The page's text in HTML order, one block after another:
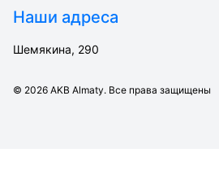
Наши адреса
Шемякина, 290
© 2026 AKB Almaty. Все права защищены